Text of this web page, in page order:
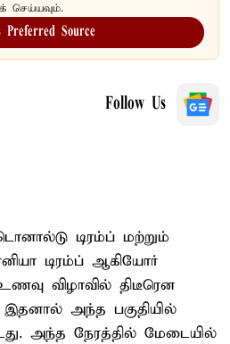
செய்யவும்.
Preferred Source
Follow Us
டிரம்ப் மற்றும்
டிரம்ப் ஆகியோர்
விழாவில் திடீரென
இதனால் அந்த பகுதியில்
அந்த நேரத்தில் மேடையில்